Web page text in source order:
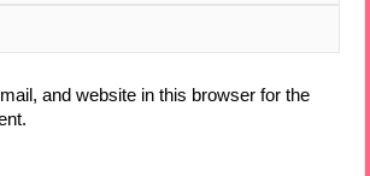
and website in this browser for the